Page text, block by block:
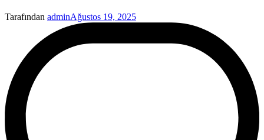
Tarafından adminAğustos 19, 2025